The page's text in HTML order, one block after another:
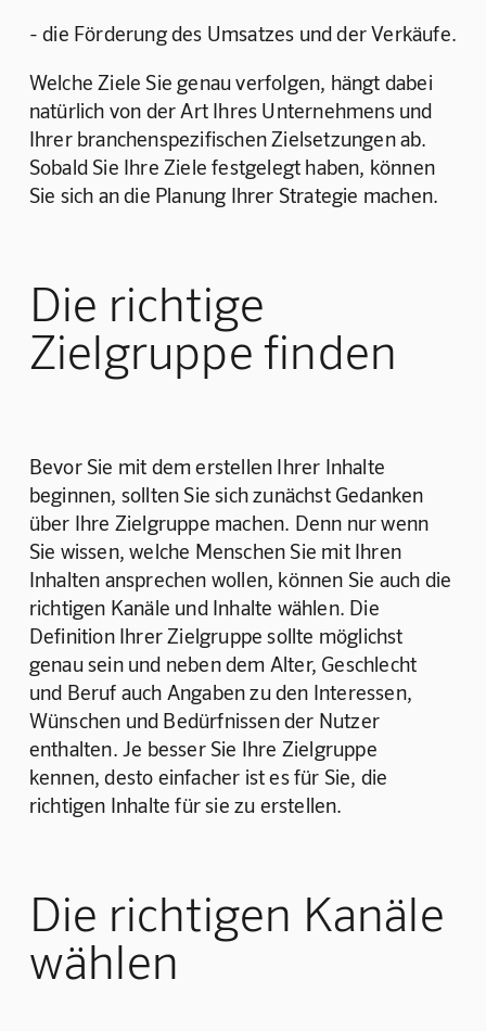
- die Förderung des Umsatzes und der Verkäufe.
Welche Ziele Sie genau verfolgen, hängt dabei
natürlich von der Art Ihres Unternehmens und
Ihrer branchenspezifischen Zielsetzungen ab.
Sobald Sie Ihre Ziele festgelegt haben, können
Sie sich an die Planung Ihrer Strategie machen.
Die richtige
Zielgruppe finden
Bevor Sie mit dem erstellen Ihrer Inhalte
beginnen, sollten Sie sich zunächst Gedanken
über Ihre Zielgruppe machen. Denn nur wenn
Sie wissen, welche Menschen Sie mit Ihren
Inhalten ansprechen wollen, können Sie auch die
richtigen Kanäle und Inhalte wählen. Die
Definition Ihrer Zielgruppe sollte möglichst
genau sein und neben dem Alter, Geschlecht
und Beruf auch Angaben zu den Interessen,
Wünschen und Bedürfnissen der Nutzer
enthalten. Je besser Sie Ihre Zielgruppe
kennen, desto einfacher ist es für Sie, die
richtigen Inhalte für sie zu erstellen.
Die richtigen Kanäle
wählen